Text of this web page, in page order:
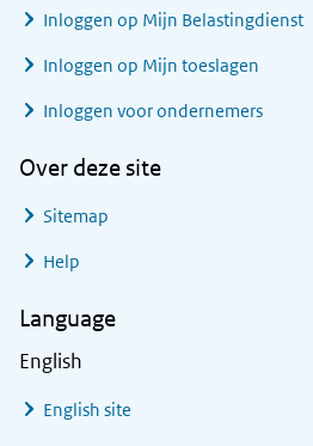
Inloggen op Mijn Belastingdienst
Inloggen op Mijn toeslagen
Inloggen voor ondernemers
Over deze site
Sitemap
Help
Language
English
English site